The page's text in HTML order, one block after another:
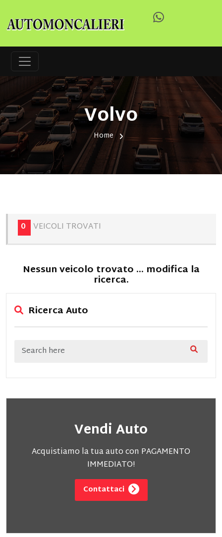
Volvo
Home
0 VEICOLI TROVATI
Nessun veicolo trovato ... modifica la
ricerca.
Ricerca Auto
Vendi Auto
Acquistiamo la tua auto con PAGAMENTO
IMMEDIATO!
Contattaci